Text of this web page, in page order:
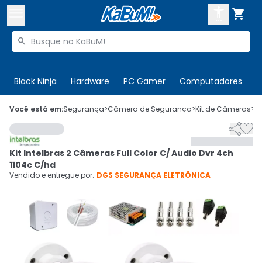

Buscar produtos

Black Ninja Hardware PC Gamer Computadores
 Olá. Acesse sua conta
 Departamentos
Cupons
Ativar tradutor em libras
CADASTRE-SE
Você está em:Segurança>Câmera de Segurança>Kit de Câmeras>

Kit Intelbras 2 Câmeras Full Color C/ Audio Dvr 4ch
1104c C/hd
Vendido e entregue por: DGS SEGURANÇA ELETRÔNICA